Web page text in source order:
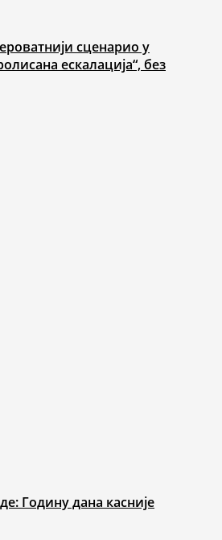
сценарио у
ескалација“, без
Годину дана касније